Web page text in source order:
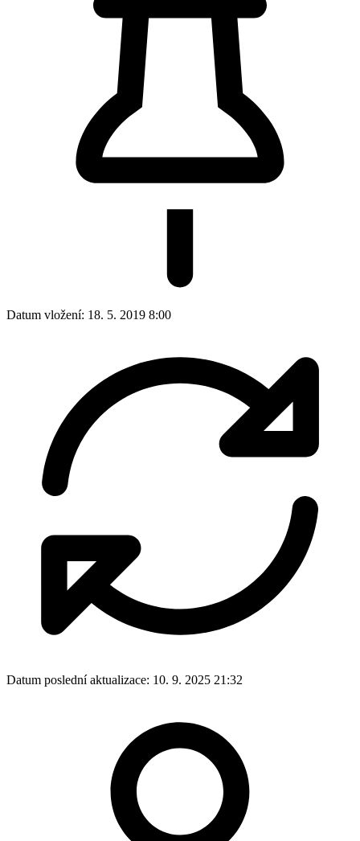
Datum vložení: 18. 5. 2019 8:00
Datum poslední aktualizace: 10. 9. 2025 21:32